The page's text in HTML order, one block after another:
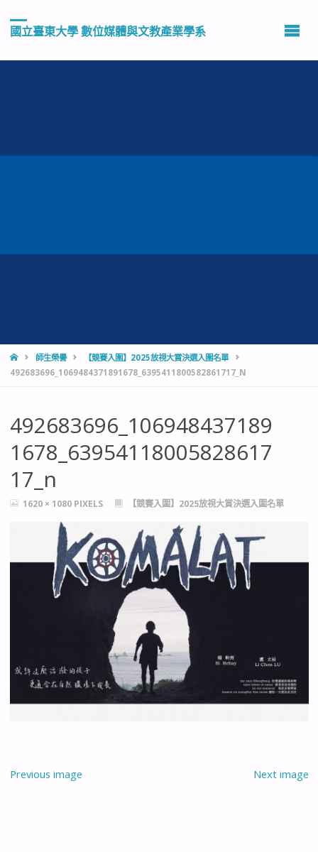
國立臺東大學 數位媒體與文教產業學系
HOME師生榮譽
【競賽入圍】2025放視大賞決選入圍名單
492683696_1069484371891678_6395411800582861717_N
492683696_106948437189
1678_63954118005828617
17_n
FULL1620 × 1080 PIXELS 【競賽入圍】2025放視大賞決選入圍名單
Previous image Next image